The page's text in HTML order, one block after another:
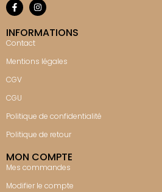
INFORMATIONS
Contact
Mentions légales
CGV
CGU
Politique de confidentialité
Politique de retour
MON COMPTE
Mes commandes
Modifier le compte